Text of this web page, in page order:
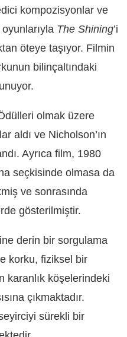
kompozisyonlar ve
The Shining’i
öteye taşıyor. Filmin
bilinçaltındaki
olmak üzere
aldı ve Nicholson’ın
Ayrıca film, 1980
seçkisinde olmasa da
ve sonrasında
gösterilmiştir.
derin bir sorgulama
korku, fiziksel bir
karanlık köşelerindeki
çıkmaktadır.
sürekli bir